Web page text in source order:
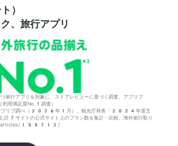
）
、旅行アプリ
行アプリを対象に、ストアレビューに基づく調査。アプリブ
満足度No.1調査）
アプリブ調べ（2026年1月）。観光庁発表「2024年度主
計7サイトの公式サイト上のプラン数を集計・比較。海外旅行取り
liv.jp/articles/155712/